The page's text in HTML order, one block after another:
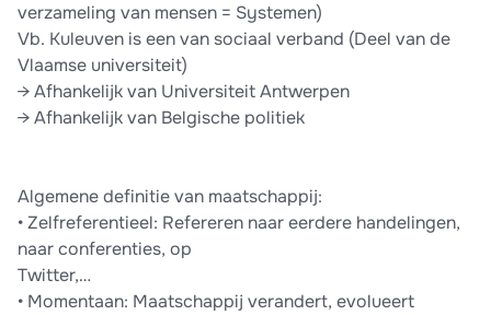
verzameling van mensen = Systemen)
Vb. Kuleuven is een van sociaal verband (Deel van de
Vlaamse universiteit)
→ Afhankelijk van Universiteit Antwerpen
→ Afhankelijk van Belgische politiek
Algemene definitie van maatschappij:
• Zelfreferentieel: Refereren naar eerdere handelingen,
naar conferenties, op
Twitter,…
• Momentaan: Maatschappij verandert, evolueert